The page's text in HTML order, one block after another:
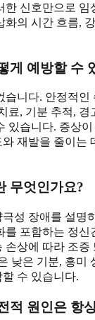
한 신호만으로 임
의 시간 흐름,
게 예방할 수
습니다. 안정적인
료, 기분 추적, 경
있습니다. 증상
재발을 줄이는
무엇인가요?
성 장애를 설명
를 포함하는 정신
손상에 따라 조증
낮은 기분, 흥미
수 있습니다.
적 원인은 항